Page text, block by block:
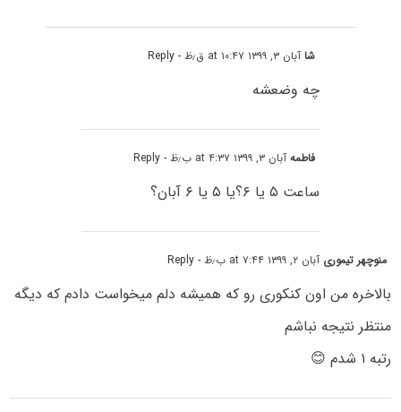
شاآبان ۳, ۱۳۹۹ at ۱۰:۴۷ ق٫ظ - Reply
چه وضعشه
فاطمهآبان ۳, ۱۳۹۹ at ۴:۳۷ ب٫ظ - Reply
ساعت ۵ یا ۶؟یا ۵ یا ۶ آبان؟
منوچهر تیموری آبان ۲, ۱۳۹۹ at ۷:۴۴ ب٫ظ - Reply
بالاخره من اون کنکوری رو که همیشه دلم میخواست دادم که دیگه
منتظر نتیجه نباشم
رتبه ۱ شدم 😊